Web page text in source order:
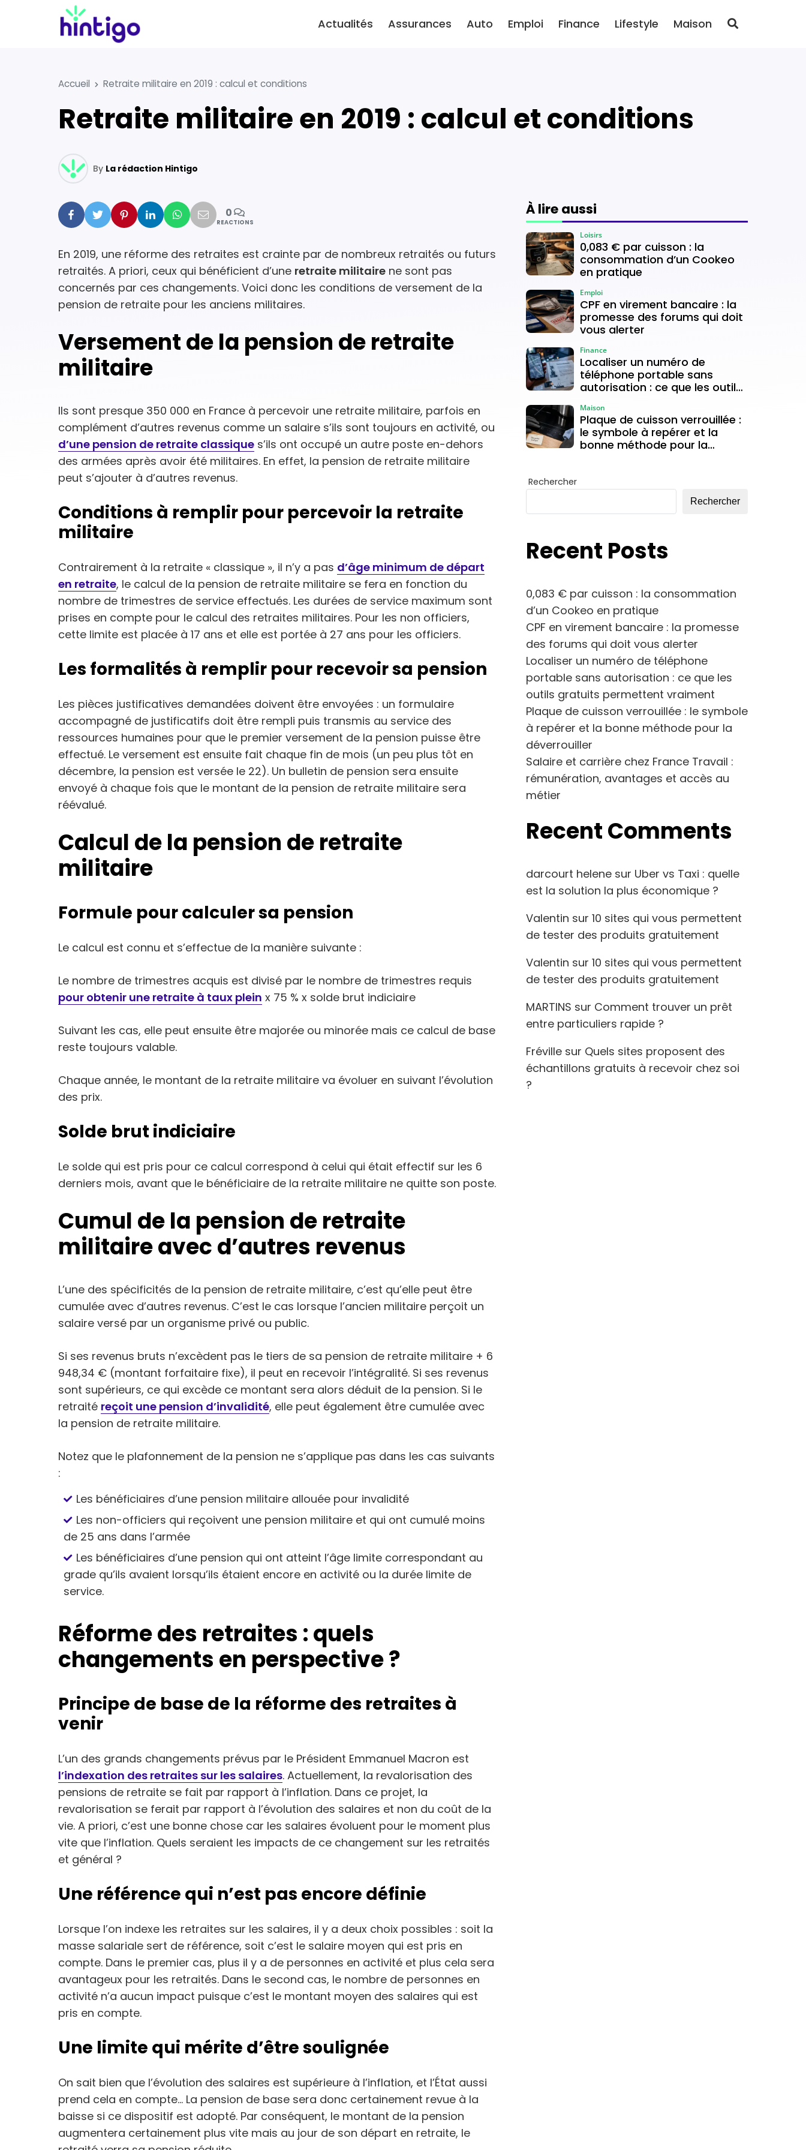
Actualités Assurances Auto Emploi Finance Lifestyle Maison
Accueil Retraite militaire en 2019 : calcul et conditions
Retraite militaire en 2019 : calcul et conditions
By La rédaction Hintigo
Facebook
Twitter PinterestLinkedinWhatsapp
Mail0
REACTIONS
En 2019, une réforme des retraites est crainte par de nombreux retraités ou futurs
retraités. A priori, ceux qui bénéficient d’une retraite militaire ne sont pas
concernés par ces changements. Voici donc les conditions de versement de la
pension de retraite pour les anciens militaires.
Versement de la pension de retraite
militaire
Ils sont presque 350 000 en France à percevoir une retraite militaire, parfois en
complément d’autres revenus comme un salaire s’ils sont toujours en activité, ou
d’une pension de retraite classique s’ils ont occupé un autre poste en-dehors
des armées après avoir été militaires. En effet, la pension de retraite militaire
peut s’ajouter à d’autres revenus.
Conditions à remplir pour percevoir la retraite
militaire
Contrairement à la retraite « classique », il n’y a pas d’âge minimum de départ
en retraite, le calcul de la pension de retraite militaire se fera en fonction du
nombre de trimestres de service effectués. Les durées de service maximum sont
prises en compte pour le calcul des retraites militaires. Pour les non officiers,
cette limite est placée à 17 ans et elle est portée à 27 ans pour les officiers.
Les formalités à remplir pour recevoir sa pension
Les pièces justificatives demandées doivent être envoyées : un formulaire
accompagné de justificatifs doit être rempli puis transmis au service des
ressources humaines pour que le premier versement de la pension puisse être
effectué. Le versement est ensuite fait chaque fin de mois (un peu plus tôt en
décembre, la pension est versée le 22). Un bulletin de pension sera ensuite
envoyé à chaque fois que le montant de la pension de retraite militaire sera
réévalué.
Calcul de la pension de retraite
militaire
Formule pour calculer sa pension
Le calcul est connu et s’effectue de la manière suivante :
Le nombre de trimestres acquis est divisé par le nombre de trimestres requis
pour obtenir une retraite à taux plein x 75 % x solde brut indiciaire
Suivant les cas, elle peut ensuite être majorée ou minorée mais ce calcul de base
reste toujours valable.
Chaque année, le montant de la retraite militaire va évoluer en suivant l’évolution
des prix.
Solde brut indiciaire
Le solde qui est pris pour ce calcul correspond à celui qui était effectif sur les 6
derniers mois, avant que le bénéficiaire de la retraite militaire ne quitte son poste.
Cumul de la pension de retraite
militaire avec d’autres revenus
L’une des spécificités de la pension de retraite militaire, c’est qu’elle peut être
cumulée avec d’autres revenus. C’est le cas lorsque l’ancien militaire perçoit un
salaire versé par un organisme privé ou public.
Si ses revenus bruts n’excèdent pas le tiers de sa pension de retraite militaire + 6
948,34 € (montant forfaitaire fixe), il peut en recevoir l’intégralité. Si ses revenus
sont supérieurs, ce qui excède ce montant sera alors déduit de la pension. Si le
retraité reçoit une pension d’invalidité, elle peut également être cumulée avec
la pension de retraite militaire.
Notez que le plafonnement de la pension ne s’applique pas dans les cas suivants
:
Les bénéficiaires d’une pension militaire allouée pour invalidité
Les non-officiers qui reçoivent une pension militaire et qui ont cumulé moins
de 25 ans dans l’armée
Les bénéficiaires d’une pension qui ont atteint l’âge limite correspondant au
grade qu’ils avaient lorsqu’ils étaient encore en activité ou la durée limite de
service.
Réforme des retraites : quels
changements en perspective ?
Principe de base de la réforme des retraites à
venir
L’un des grands changements prévus par le Président Emmanuel Macron est
l’indexation des retraites sur les salaires. Actuellement, la revalorisation des
pensions de retraite se fait par rapport à l’inflation. Dans ce projet, la
revalorisation se ferait par rapport à l’évolution des salaires et non du coût de la
vie. A priori, c’est une bonne chose car les salaires évoluent pour le moment plus
vite que l’inflation. Quels seraient les impacts de ce changement sur les retraités
et général ?
Une référence qui n’est pas encore définie
Lorsque l’on indexe les retraites sur les salaires, il y a deux choix possibles : soit la
masse salariale sert de référence, soit c’est le salaire moyen qui est pris en
compte. Dans le premier cas, plus il y a de personnes en activité et plus cela sera
avantageux pour les retraités. Dans le second cas, le nombre de personnes en
activité n’a aucun impact puisque c’est le montant moyen des salaires qui est
pris en compte.
Une limite qui mérite d’être soulignée
On sait bien que l’évolution des salaires est supérieure à l’inflation, et l’État aussi
prend cela en compte… La pension de base sera donc certainement revue à la
baisse si ce dispositif est adopté. Par conséquent, le montant de la pension
augmentera certainement plus vite mais au jour de son départ en retraite, le
À lire aussi
0,083 € par cuisson : la
consommation d’un Cookeo
en pratique
Loisirs
CPF en virement bancaire : la
promesse des forums qui doit
vous alerter
Emploi
Localiser un numéro de
téléphone portable sans
autorisation : ce que les outils
Finance
Plaque de cuisson verrouillée :
le symbole à repérer et la
bonne méthode pour la
Maison
Rechercher
Rechercher
Recent Posts
0,083 € par cuisson : la consommation
d’un Cookeo en pratique
CPF en virement bancaire : la promesse
des forums qui doit vous alerter
Localiser un numéro de téléphone
portable sans autorisation : ce que les
outils gratuits permettent vraiment
Plaque de cuisson verrouillée : le symbole
à repérer et la bonne méthode pour la
déverrouiller
Salaire et carrière chez France Travail :
rémunération, avantages et accès au
métier
Recent Comments
darcourt helene sur Uber vs Taxi : quelle
est la solution la plus économique ?
Valentin sur 10 sites qui vous permettent
de tester des produits gratuitement
Valentin sur 10 sites qui vous permettent
de tester des produits gratuitement
MARTINS sur Comment trouver un prêt
entre particuliers rapide ?
Fréville sur Quels sites proposent des
échantillons gratuits à recevoir chez soi
?